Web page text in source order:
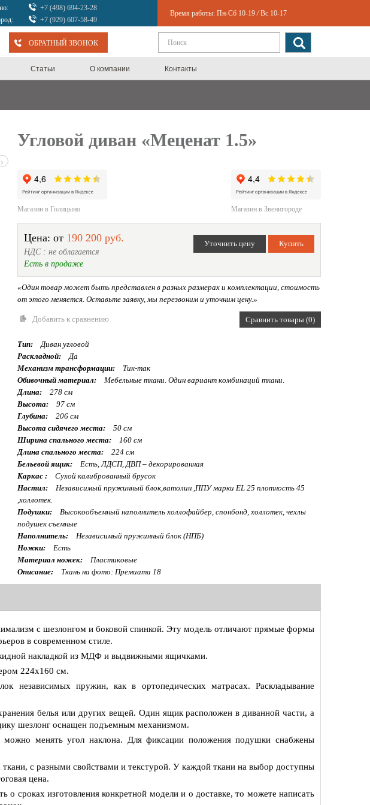
+7 (498) 694-23-28
+7 (929) 607-58-49
Время работы: Пн-Сб 10-19 / Вс 10-17
ОБРАТНЫЙ ЗВОНОК
Статьи О компании Контакты
›
Угловой диван «Меценат 1.5»
Магазин в Голицыно Магазин в Звенигороде
Цена: от 190 200 руб.
НДС : не облагается
Есть в продаже
«Один товар может быть представлен в разных размерах и комплектации, стоимость
от этого меняется. Оставьте заявку, мы перезвоним и уточним цену.»
Добавить к сравнению Сравнить товары (0)
Тип:
Диван угловой
Раскладной:
Да
Механизм трансформации:
Тик-так
Обивочный материал:
Мебельные ткани. Один вариант комбинаций ткани.
Длина:
278 см
Высота:
97 см
Глубина:
206 см
Высота сидячего места:
50 см
Ширина спального места:
160 см
Длина спального места:
224 см
Бельевой ящик:
Есть, ЛДСП, ДВП – декорированная
Каркас :
Сухой калиброванный брусок
Настил:
Независимый пружинный блок,ватолин ,ППУ марки EL 25 плотность 45
,холлотек.
Подушки:
Высокообъемный наполнитель холлофайбер, спонбонд, холлотек, чехлы
подушек съемные
Наполнитель:
Независимый пружинный блок (НПБ)
Ножки:
Есть
Материал ножек:
Пластиковые
Описание:
Ткань на фото: Премиата 18
с шезлонгом и боковой спинкой. Эту модель отличают прямые формы
в современном стиле.
накладкой из МДФ и выдвижными ящичками.
224х160 см.
независимых пружин, как в ортопедических матрасах. Раскладывание
белья или других вещей. Один ящик расположен в диванной части, а
шезлонг оснащен подъемным механизмом.
менять угол наклона. Для фиксации положения подушки снабжены
ткани, с разными свойствами и текстурой. У каждой ткани на выбор доступны
цена.
о сроках изготовления конкретной модели и о доставке, то можете написать